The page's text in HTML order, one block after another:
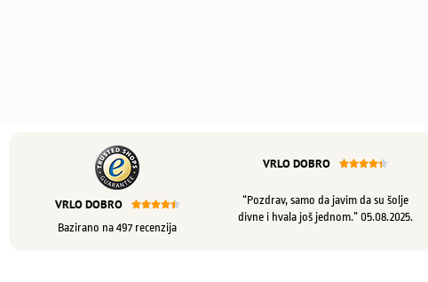
VRLO DOBRO 
Bazirano na 497 recenzija
VRLO DOBRO 
“Pozdrav, samo da javim da su šolje
divne i hvala još jednom.” 05.08.2025.